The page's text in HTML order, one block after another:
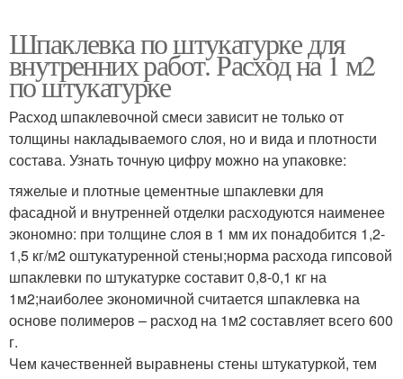
Шпаклевка по штукатурке для
внутренних работ. Расход на 1 м2
по штукатурке
Расход шпаклевочной смеси зависит не только от
толщины накладываемого слоя, но и вида и плотности
состава. Узнать точную цифру можно на упаковке:
тяжелые и плотные цементные шпаклевки для
фасадной и внутренней отделки расходуются наименее
экономно: при толщине слоя в 1 мм их понадобится 1,2-
1,5 кг/м2 оштукатуренной стены;норма расхода гипсовой
шпаклевки по штукатурке составит 0,8-0,1 кг на
1м2;наиболее экономичной считается шпаклевка на
основе полимеров – расход на 1м2 составляет всего 600
г.
Чем качественней выравнены стены штукатуркой, тем